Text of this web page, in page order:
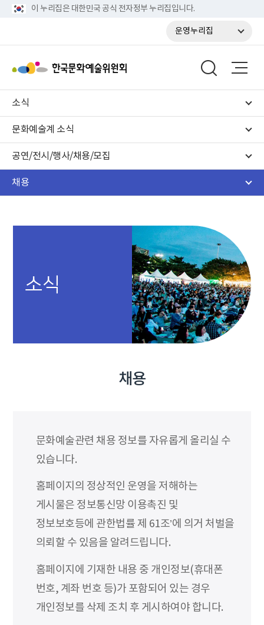
이 누리집은 대한민국 공식 전자정부 누리집입니다.
운영누리집
소식
문화예술계 소식
공연/전시/행사/채용/모집
채용
소식
채용
문화예술관련 채용 정보를 자유롭게 올리실 수
있습니다.
홈페이지의 정상적인 운영을 저해하는
게시물은 정보통신망 이용촉진 및
정보보호등에 관한법률 제 61조’에 의거 처벌을
의뢰할 수 있음을 알려드립니다.
홈페이지에 기재한 내용 중 개인정보(휴대폰
번호, 계좌 번호 등)가 포함되어 있는 경우
개인정보를 삭제 조치 후 게시하여야 합니다.